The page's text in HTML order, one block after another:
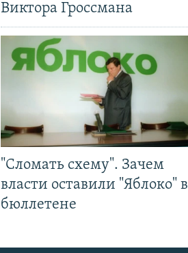
Виктора Гроссмана
"Сломать схему". Зачем
власти оставили "Яблоко" в
бюллетене